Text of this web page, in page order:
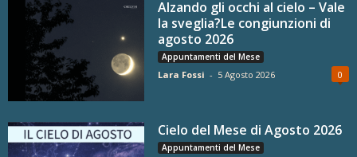
Alzando gli occhi al cielo – Vale
la sveglia?Le congiunzioni di
agosto 2026
Appuntamenti del Mese
Lara Fossi - 5 Agosto 2026 0
Cielo del Mese di Agosto 2026
Appuntamenti del Mese